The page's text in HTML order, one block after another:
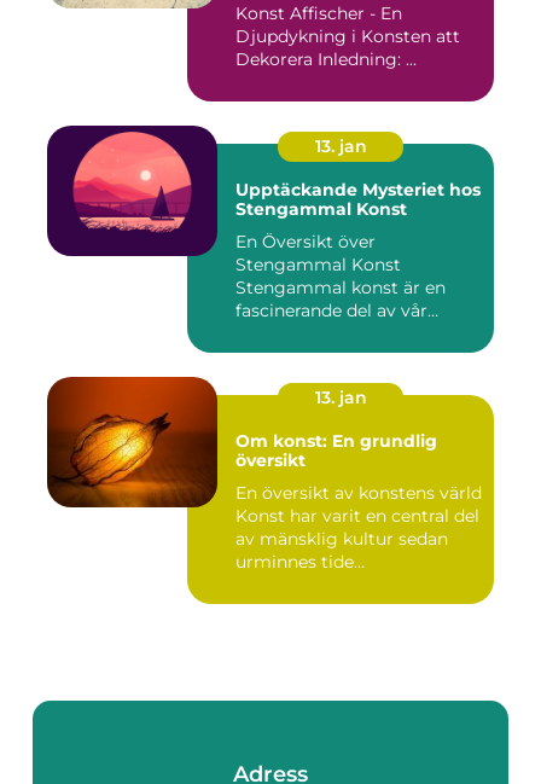
Konst Affischer - En
Djupdykning i Konsten att
Dekorera Inledning: ...
13. jan
Upptäckande Mysteriet hos
Stengammal Konst
En Översikt över
Stengammal Konst
Stengammal konst är en
fascinerande del av vår
13. jan
Om konst: En grundlig
översikt
En översikt av konstens värld
Konst har varit en central del
av mänsklig kultur sedan
urminnes tide...
Adress